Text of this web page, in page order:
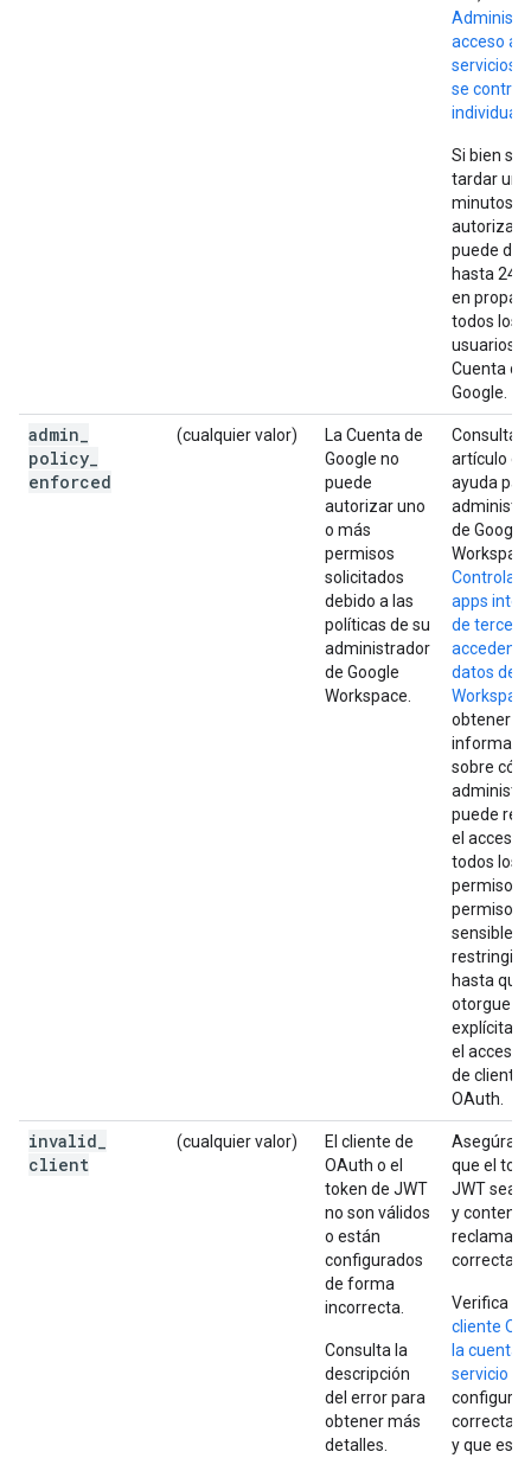
acceso a
servicios
se
Si bien
tardar
minutos,
puede
hasta 24
en
todos los
usuarios
Cuenta de
Google.
admin
policy
enforced
(cualquier valor)
La Cuenta de
Google no
puede
autorizar uno
o más
permisos
solicitados
debido a las
políticas de su
administrador
de Google
Workspace.
Consulta
artículo de
ayuda
de Google
Controla
apps
de
acceden
datos de
obtener
sobre
puede
el acceso
todos los
permisos
permisos
sensibles
hasta que
otorgue
el acceso
de cliente
OAuth.
invalid
client
(cualquier valor)
El cliente de
OAuth o el
token de JWT
no son válidos
o están
configurados
de forma
incorrecta.
Consulta la
descripción
del error para
obtener más
detalles.
que el
JWT sea
y
correctas.
Verifica
cliente
la cuenta
servicio
y que